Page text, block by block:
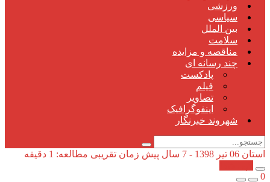
ورزشی
سیاسی
بین الملل
سلامت
مناقصه و مزایده
چند رسانه ای
پادکست
فیلم
تصاویر
اینفوگرافیک
شهروند خبرنگار
استان 06 تیر 1398 - 7 سال پیش
زمان تقریبی مطالعه: 1 دقیقه
0